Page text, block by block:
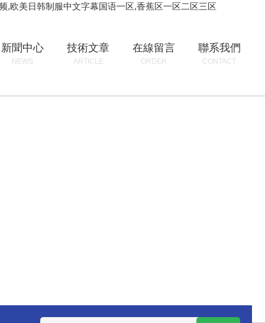
,欧美日韩制服中文字幕国语一区,香蕉区一区二区三区
新聞中心
NEWS
技術文章
ARTICLE
在線留言
ORDER
聯系我們
CONTACT